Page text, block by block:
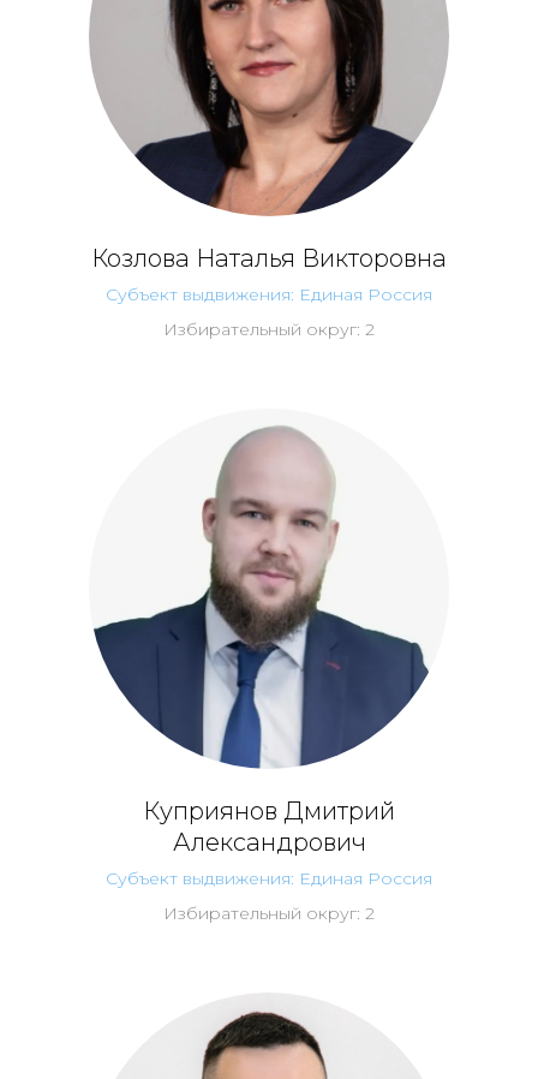
Козлова Наталья Викторовна
Субъект выдвижения: Единая Россия
Избирательный округ: 2
Куприянов Дмитрий
Александрович
Субъект выдвижения: Единая Россия
Избирательный округ: 2